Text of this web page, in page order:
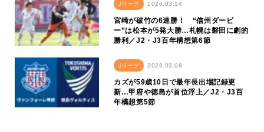
Jリーグ 2026.03.14
宮崎が破竹の6連勝！ “信州ダービ
ー”は松本が5発大勝…札幌は磐田に劇的
勝利／J2・J3百年構想第6節
Jリーグ 2026.03.08
カズが59歳10日で最年長出場記録更
新…甲府や徳島が首位浮上／J2・J3百
年構想第5節